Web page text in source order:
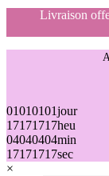
Livraison
01010101jour
17171717heu
04040404min
17171717sec
×